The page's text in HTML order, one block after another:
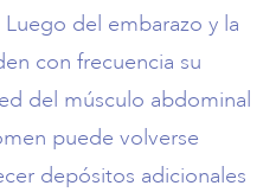
del embarazo y la
con frecuencia su
del músculo abdominal
puede volverse
depósitos adicionales